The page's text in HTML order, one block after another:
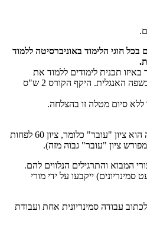
חוגי הלימוד באוניברסיטה ללמוד
באיזו תכנית לימודים ללמוד את
הקורס. כל המטלות בקורס הינן בשפה האנגלית. היקף הקורס 2 ש"ס
ללא סיום מטלה זו בהצלחה.
3.התנאי לסיום כל קורס בהצלחה הוא ציון "עובר" כלומר, ציון 60 לפחות
ציון "עובר" גבוה מזה).
המבוא והתרגילים הנלווים להם.
ייקבעו על ידי מורי
לכתוב עבודה סמינריונית אחת ועבודת